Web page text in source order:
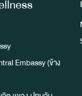
Embassy (ข้าง